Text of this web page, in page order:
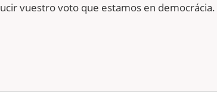
vuestro voto que estamos en democrácia.